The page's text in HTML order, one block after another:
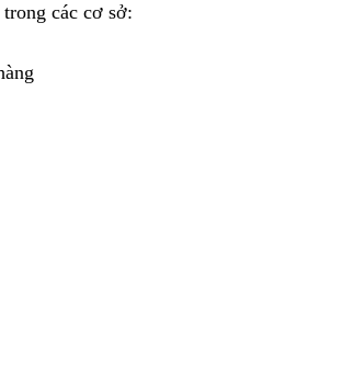
các cơ sở: